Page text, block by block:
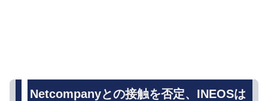
Netcompanyとの接触を否定、INEOSは